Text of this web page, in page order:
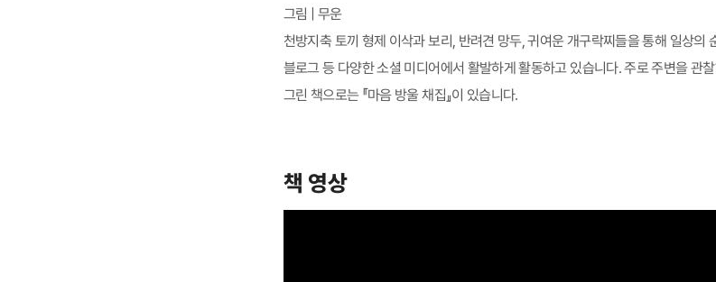
그림 | 무운
천방지축 토끼 형제 이삭과 보리, 반려견 망두, 귀여운 개구락찌들을 통해 일상
블로그 등 다양한 소셜 미디어에서 활발하게 활동하고 있습니다. 주로 주변을
그린 책으로는 『마음 방울 채집』이 있습니다.
책 영상